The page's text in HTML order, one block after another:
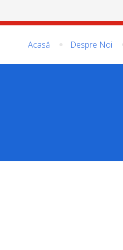
Acasă Despre Noi